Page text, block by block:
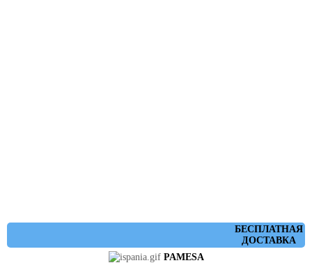
БЕСПЛАТНАЯ
ДОСТАВКА
PAMESA